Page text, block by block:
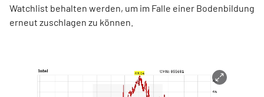
Watchlist behalten werden, um im Falle einer Bodenbildung
erneut zuschlagen zu können.